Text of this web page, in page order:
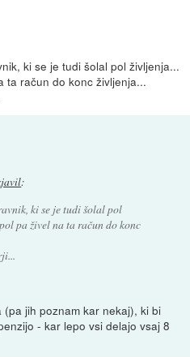
ki se je tudi šolal pol življenja...
ta račun do konc življenja...
:
ki se je tudi šolal pol
pa živel na ta račun do konc
jih poznam kar nekaj), ki bi
- kar lepo vsi delajo vsaj 8